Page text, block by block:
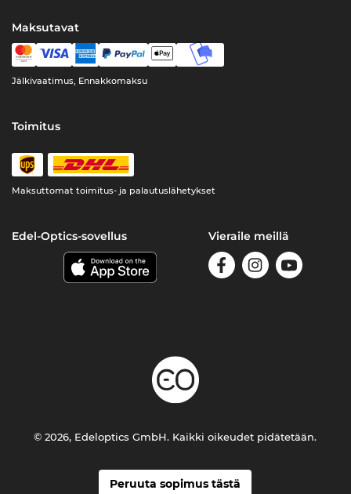
Maksutavat
Jälkivaatimus, Ennakkomaksu
Toimitus
Maksuttomat toimitus- ja palautuslähetykset
Edel-Optics-sovellus Vieraile meillä
Peruuta sopimus tästä
© 2026, Edeloptics GmbH. Kaikki oikeudet pidätetään.